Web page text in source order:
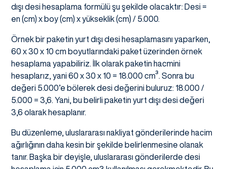
dışı desi hesaplama formülü şu şekilde olacaktır: Desi =
en (cm) x boy (cm) x yükseklik (cm) / 5.000.
Örnek bir paketin yurt dışı desi hesaplamasını yaparken,
60 x 30 x 10 cm boyutlarındaki paket üzerinden örnek
hesaplama yapabiliriz. İlk olarak paketin hacmini
hesaplarız, yani 60 x 30 x 10 = 18.000 cm³. Sonra bu
değeri 5.000’e bölerek desi değerini buluruz: 18.000 /
5.000 = 3,6. Yani, bu belirli paketin yurt dışı desi değeri
3,6 olarak hesaplanır.
Bu düzenleme, uluslararası nakliyat gönderilerinde hacim
ağırlığının daha kesin bir şekilde belirlenmesine olanak
tanır. Başka bir deyişle, uluslararası gönderilerde desi